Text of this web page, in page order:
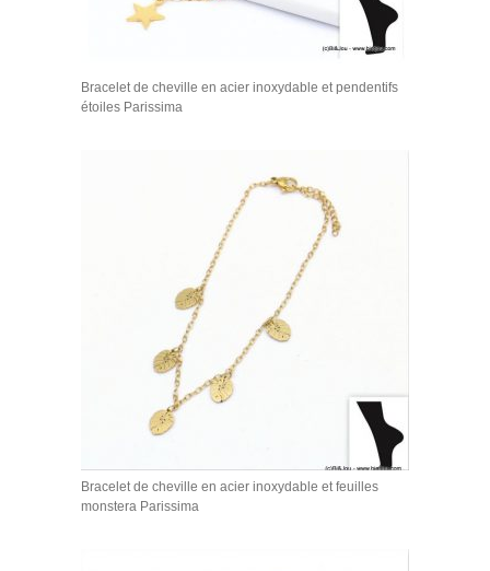
Bracelet de cheville en acier inoxydable et pendentifs
étoiles Parissima
Bracelet de cheville en acier inoxydable et feuilles
monstera Parissima